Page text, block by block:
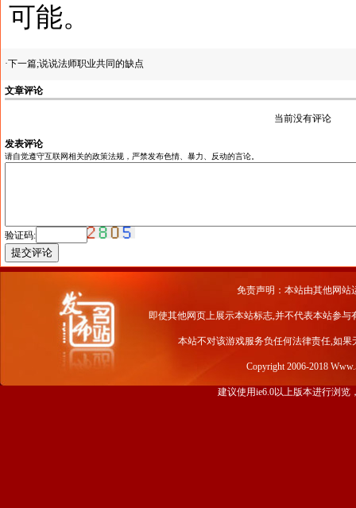
可能。
·下一篇;说说法师职业共同的缺点
文章评论
当前没有评论
发表评论
请自觉遵守互联网相关的政策法规，严禁发布色情、暴力、反动的言论。
验证码:
免责声明：本站由其他网站
即使其他网页上展示本站标志,并不代表本站参
本站不对该游戏服务负任何法律责任,如
Copyright 2006-2018
建议使用ie6.0以上版本进行浏览